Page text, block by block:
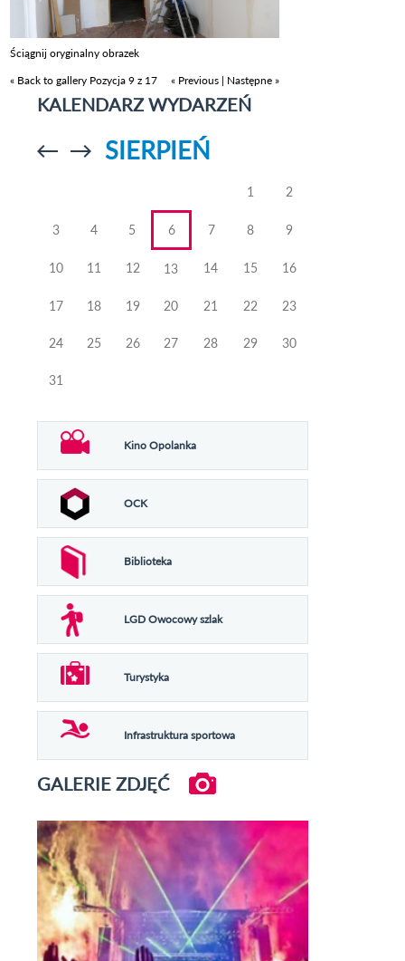
Ściągnij oryginalny obrazek
« Back to gallery Pozycja 9 z 17 « Previous | Następne »
KALENDARZ WYDARZEŃ
Przejdź doPrzejdź do
SIERPIEŃ
1 2
3 4 5 6 7 8 9
10 11 12 13 14 15 16
17 18 19 20 21 22 23
24 25 26 27 28 29 30
31
Kino Opolanka
OCK
Biblioteka
LGD Owocowy szlak
Turystyka
Infrastruktura sportowa
GALERIE ZDJĘĆ